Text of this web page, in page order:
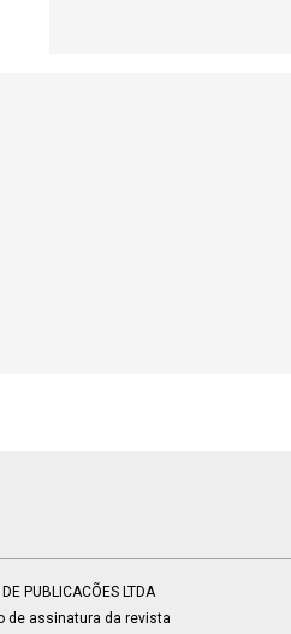
PUBLICACÕES LTDA
de assinatura da revista